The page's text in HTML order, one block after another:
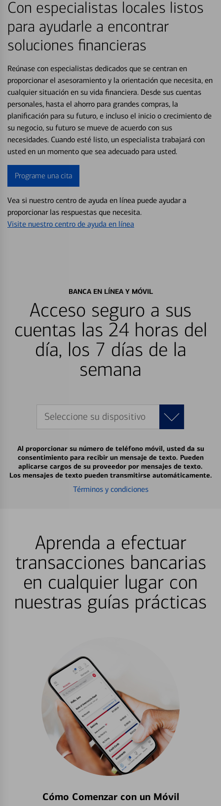
Con especialistas locales listos
para ayudarle a encontrar
soluciones financieras
Reúnase con especialistas dedicados que se centran en
proporcionar el asesoramiento y la orientación que necesita, en
cualquier situación en su vida financiera. Desde sus cuentas
personales, hasta el ahorro para grandes compras, la
planificación para su futuro, e incluso el inicio o crecimiento de
su negocio, su futuro se mueve de acuerdo con sus
necesidades. Cuando esté listo, un especialista trabajará con
usted en un momento que sea adecuado para usted.
Programe una cita
Vea si nuestro centro de ayuda en línea puede ayudar a
proporcionar las respuestas que necesita.
Visite nuestro centro de ayuda en línea
BANCA EN LÍNEA Y MÓVIL
Acceso seguro a sus
cuentas las 24 horas del
día, los 7 días de la
semana
Seleccione su dispositivo
Al proporcionar su número de teléfono móvil, usted da su
consentimiento para recibir un mensaje de texto. Pueden
aplicarse cargos de su proveedor por mensajes de texto.
Los mensajes de texto pueden transmitirse automáticamente.
Términos y condiciones
Aprenda a efectuar
transacciones bancarias
en cualquier lugar con
nuestras guías prácticas
Cómo Comenzar con un Móvil